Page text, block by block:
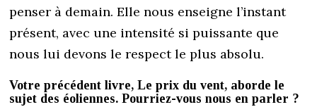
penser à demain. Elle nous enseigne l’instant
présent, avec une intensité si puissante que
nous lui devons le respect le plus absolu.
Votre précédent livre, Le prix du vent, aborde le
sujet des éoliennes. Pourriez-vous nous en parler ?